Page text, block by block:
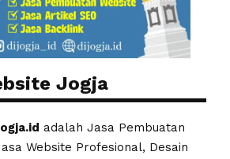
Jogja
adalah Jasa Pembuatan
Website Profesional, Desain